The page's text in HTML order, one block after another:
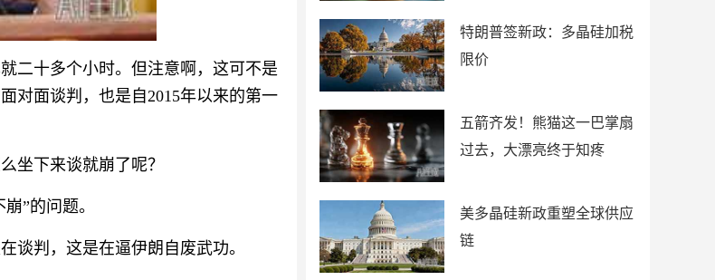
二十多个小时。但注意啊，这可不是
对面谈判，也是自2015年以来的第一
坐下来谈就崩了呢？
”的问题。
谈判，这是在逼伊朗自废武功。
特朗普签新政：多晶硅加税
限价
五箭齐发！熊猫这一巴掌扇
过去，大漂亮终于知疼
美多晶硅新政重塑全球供应
链